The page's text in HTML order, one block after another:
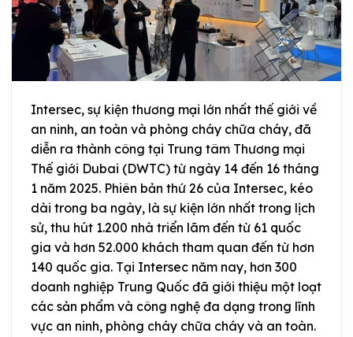
Intersec, sự kiện thương mại lớn nhất thế giới về
an ninh, an toàn và phòng cháy chữa cháy, đã
diễn ra thành công tại Trung tâm Thương mại
Thế giới Dubai (DWTC) từ ngày 14 đến 16 tháng
1 năm 2025. Phiên bản thứ 26 của Intersec, kéo
dài trong ba ngày, là sự kiện lớn nhất trong lịch
sử, thu hút 1.200 nhà triển lãm đến từ 61 quốc
gia và hơn 52.000 khách tham quan đến từ hơn
140 quốc gia. Tại Intersec năm nay, hơn 300
doanh nghiệp Trung Quốc đã giới thiệu một loạt
các sản phẩm và công nghệ đa dạng trong lĩnh
vực an ninh, phòng cháy chữa cháy và an toàn.